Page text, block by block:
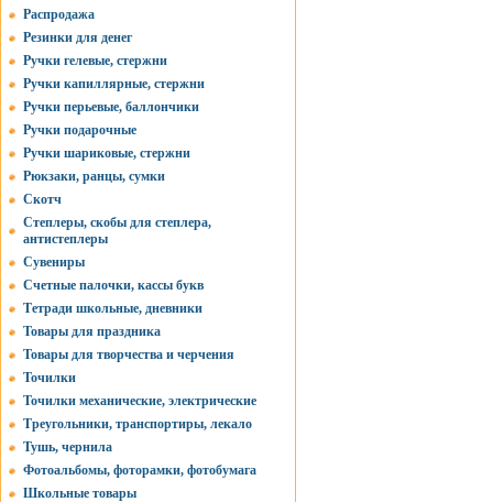
Распродажа
Резинки для денег
Ручки гелевые, стержни
Ручки капиллярные, стержни
Ручки перьевые, баллончики
Ручки подарочные
Ручки шариковые, стержни
Рюкзаки, ранцы, сумки
Скотч
Степлеры, скобы для степлера,
антистеплеры
Сувениры
Счетные палочки, кассы букв
Тетради школьные, дневники
Товары для праздника
Товары для творчества и черчения
Точилки
Точилки механические, электрические
Треугольники, транспортиры, лекало
Тушь, чернила
Фотоальбомы, фоторамки, фотобумага
Школьные товары